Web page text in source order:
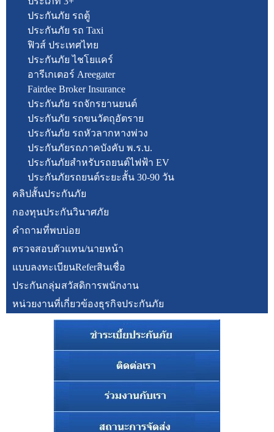
ประกันภัย รถตู้
ประกันภัย รถ Taxi
ฟิวส์ ประเทศไทย
ประกันภัย ไชโยแคร์
อารีเกเตอร์ Areegater
Fairdee Broker Insurance
ประกันภัย รถจักรยานยนต์
ประกันภัย รถขนวัตถุอัตราย
ประกันภัย รถหัวลากหางพ่วง
ประกันภัยรถภาคบังคับ พ.ร.บ.
ประกันภัยสำหรับรถยนต์ไฟฟ้า EV
ประกันภัยรถยนต์ระยะสั้น 30-90 วัน
คลิปสั้นประกันภัย
กองทุนประกันวินาศภัย
คำถามที่พบบ่อย
ตรวจสอบตัวแทน/นายหน้า
แบบลงทะเบียนReferสินเชื่อ
ประกันกลุ่มสวัสดิการพนักงาน
หน่วยงานที่เกี่ยวข้องธุรกิจประกันภัย